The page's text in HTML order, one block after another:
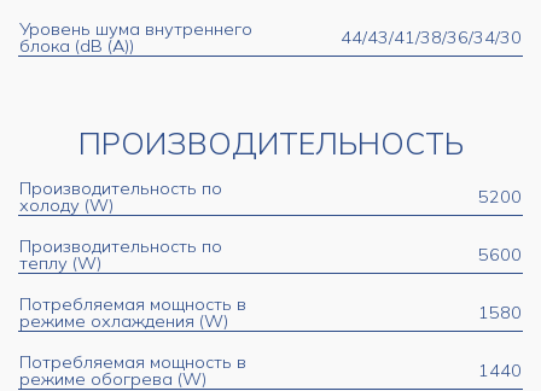
Уровень шума внутреннего
блока (dB (A)) 44/43/41/38/36/34/30
ПРОИЗВОДИТЕЛЬНОСТЬ
Производительность по
холоду (W) 5200
Производительность по
теплу (W) 5600
Потребляемая мощность в
режиме охлаждения (W) 1580
Потребляемая мощность в
режиме обогрева (W) 1440